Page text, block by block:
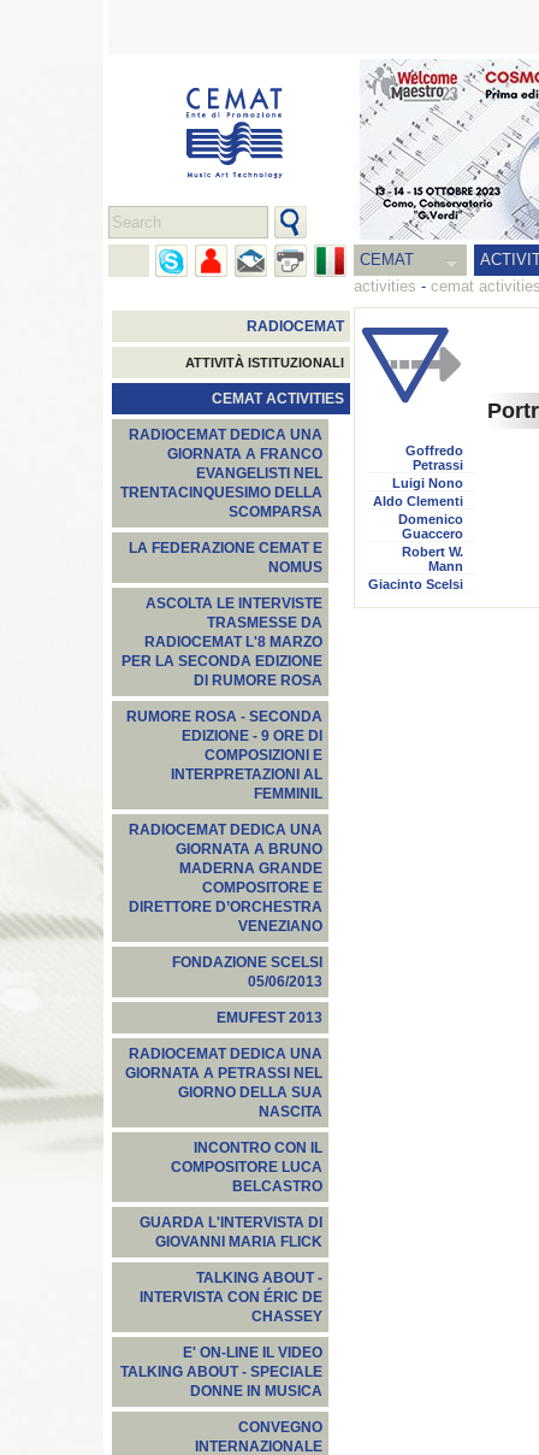
CEMAT
activities - cemat
RADIOCEMAT
ATTIVITÀ ISTITUZIONALI
CEMAT ACTIVITIES
RADIOCEMAT DEDICA UNA
GIORNATA A FRANCO
EVANGELISTI NEL
TRENTACINQUESIMO DELLA
SCOMPARSA
LA FEDERAZIONE CEMAT E
NOMUS
ASCOLTA LE INTERVISTE
TRASMESSE DA
RADIOCEMAT L'8 MARZO
PER LA SECONDA EDIZIONE
DI RUMORE ROSA
RUMORE ROSA - SECONDA
EDIZIONE - 9 ORE DI
COMPOSIZIONI E
INTERPRETAZIONI AL
FEMMINIL
RADIOCEMAT DEDICA UNA
GIORNATA A BRUNO
MADERNA GRANDE
COMPOSITORE E
DIRETTORE D’ORCHESTRA
VENEZIANO
FONDAZIONE SCELSI
05/06/2013
EMUFEST 2013
RADIOCEMAT DEDICA UNA
GIORNATA A PETRASSI NEL
GIORNO DELLA SUA
NASCITA
INCONTRO CON IL
COMPOSITORE LUCA
BELCASTRO
GUARDA L'INTERVISTA DI
GIOVANNI MARIA FLICK
TALKING ABOUT -
INTERVISTA CON ÉRIC DE
CHASSEY
E' ON-LINE IL VIDEO
TALKING ABOUT - SPECIALE
DONNE IN MUSICA
CONVEGNO
INTERNAZIONALE
Goffredo
Petrassi
Luigi Nono
Aldo Clementi
Domenico
Guaccero
Robert W.
Mann
Giacinto Scelsi